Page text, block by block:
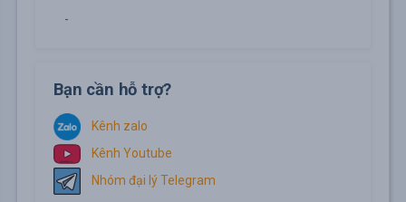
-
Bạn cần hỗ trợ?
Kênh zalo
Kênh Youtube
Nhóm đại lý Telegram